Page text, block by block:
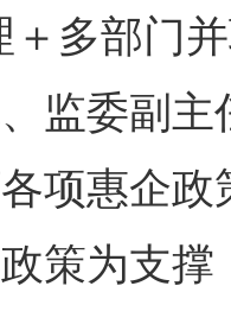
＋多部门
监委副
项惠企
策为支撑